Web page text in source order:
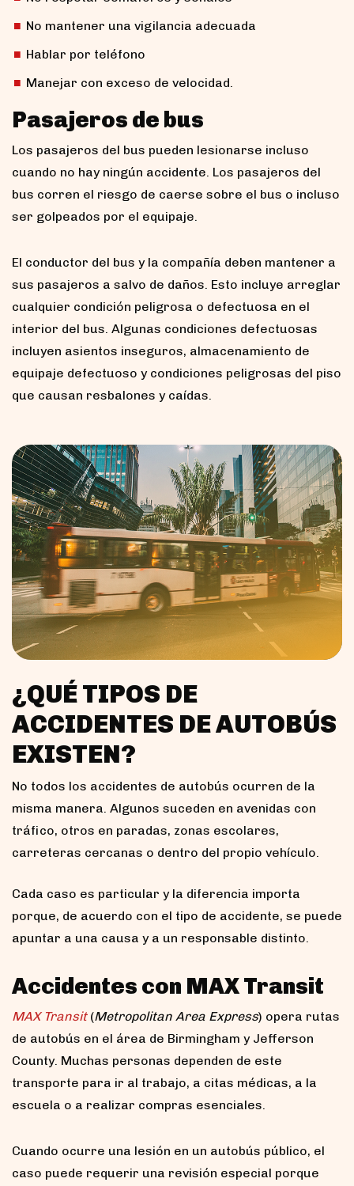
No mantener una vigilancia adecuada
Hablar por teléfono
Manejar con exceso de velocidad.
Pasajeros de bus
Los pasajeros del bus pueden lesionarse incluso
cuando no hay ningún accidente. Los pasajeros del
bus corren el riesgo de caerse sobre el bus o incluso
ser golpeados por el equipaje.
El conductor del bus y la compañía deben mantener a
sus pasajeros a salvo de daños. Esto incluye arreglar
cualquier condición peligrosa o defectuosa en el
interior del bus. Algunas condiciones defectuosas
incluyen asientos inseguros, almacenamiento de
equipaje defectuoso y condiciones peligrosas del piso
que causan resbalones y caídas.
¿QUÉ TIPOS DE
ACCIDENTES DE AUTOBÚS
EXISTEN?
No todos los accidentes de autobús ocurren de la
misma manera. Algunos suceden en avenidas con
tráfico, otros en paradas, zonas escolares,
carreteras cercanas o dentro del propio vehículo.
Cada caso es particular y la diferencia importa
porque, de acuerdo con el tipo de accidente, se puede
apuntar a una causa y a un responsable distinto.
Accidentes con MAX Transit
MAX Transit(Metropolitan Area Express) opera rutas
de autobús en el área de Birmingham y Jefferson
County. Muchas personas dependen de este
transporte para ir al trabajo, a citas médicas, a la
escuela o a realizar compras esenciales.
Cuando ocurre una lesión en un autobús público, el
caso puede requerir una revisión especial porque